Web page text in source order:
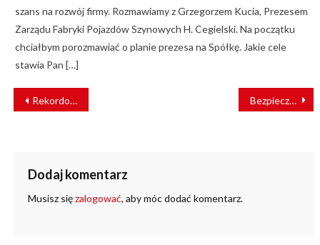
szans na rozwój firmy. Rozmawiamy z Grzegorzem Kucia, Prezesem
Zarządu Fabryki Pojazdów Szynowych H. Cegielski. Na początku
chciałbym porozmawiać o planie prezesa na Spółkę. Jakie cele
stawia Pan […]
NAWIGACJA
WPISU
Rekordowy rok Kolei Wielkopolskich Bezpieczny przejazd – kampania, która pobudza wyobraźnię
Dodaj komentarz
Musisz sięzalogować, aby móc dodać komentarz.